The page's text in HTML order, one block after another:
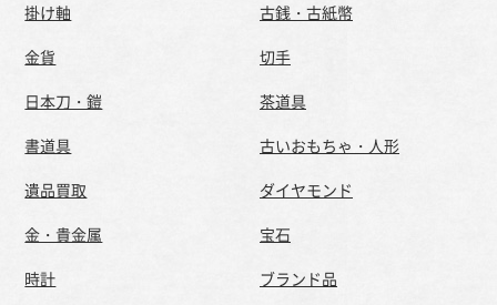
掛け軸
古銭・古紙幣
金貨
切手
日本刀・鎧
茶道具
書道具
古いおもちゃ・人形
遺品買取
ダイヤモンド
金・貴金属
宝石
時計
ブランド品